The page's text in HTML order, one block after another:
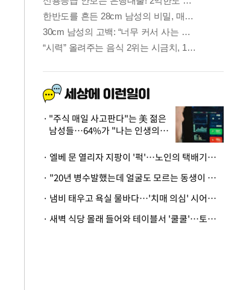
"주식 매일 사고판다"는 美 젊은
남성들…64%가 "나는 인생의
· 엘베 문 열리자 지팡이 '퍽'…노인의 택배기사 폭행 이유
· "20년 병수발했는데 얼굴도 모르는 동생이 유산 절반을"…배다른 형제 상속권 있을까
· 냄비 태우고 욕실 물바다…'치매 의심' 시어머니 검사 권유했다가 '날벼락'
· 새벽 식당 몰래 들어와 테이블서 '쿨쿨'…토사물 남기고 사라진 남성